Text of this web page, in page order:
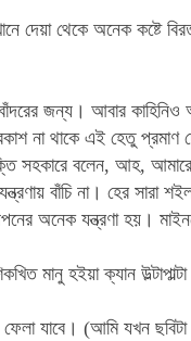
দেয়া থেকে অনেক কষ্টে
জন্য। আবার
না থাকে এই হেতু প্রমাণ
সহকারে বলেন, আহ,
বাঁচি না। হের সারা
অনেক যন্ত্রণা হয়।
মানু হইয়া ক্যান
যাবে। (আমি যখন